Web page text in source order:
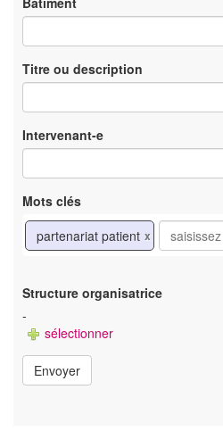
Titre ou description
Intervenant-e
Mots clés
partenariat patient x
Structure organisatrice
-
sélectionner
Envoyer